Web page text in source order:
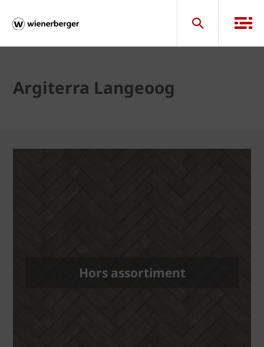
Argiterra Langeoog
Hors assortiment